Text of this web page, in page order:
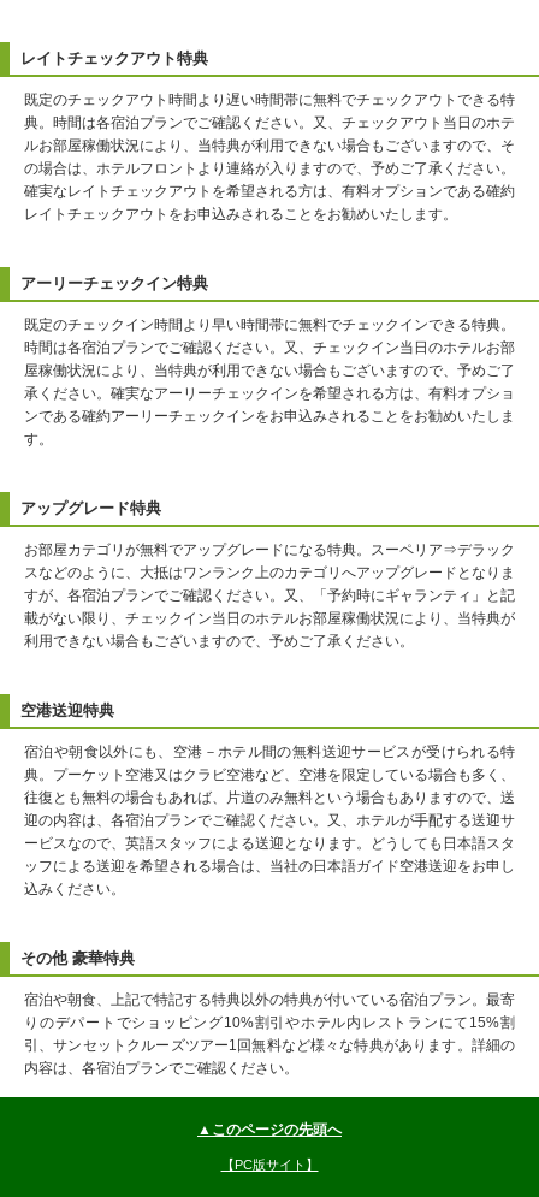
レイトチェックアウト特典
既定のチェックアウト時間より遅い時間帯に無料でチェックアウトできる特
典。時間は各宿泊プランでご確認ください。又、チェックアウト当日のホテ
ルお部屋稼働状況により、当特典が利用できない場合もございますので、そ
の場合は、ホテルフロントより連絡が入りますので、予めご了承ください。
確実なレイトチェックアウトを希望される方は、有料オプションである確約
レイトチェックアウトをお申込みされることをお勧めいたします。
アーリーチェックイン特典
既定のチェックイン時間より早い時間帯に無料でチェックインできる特典。
時間は各宿泊プランでご確認ください。又、チェックイン当日のホテルお部
屋稼働状況により、当特典が利用できない場合もございますので、予めご了
承ください。確実なアーリーチェックインを希望される方は、有料オプショ
ンである確約アーリーチェックインをお申込みされることをお勧めいたしま
す。
アップグレード特典
お部屋カテゴリが無料でアップグレードになる特典。スーペリア⇒デラック
スなどのように、大抵はワンランク上のカテゴリへアップグレードとなりま
すが、各宿泊プランでご確認ください。又、「予約時にギャランティ」と記
載がない限り、チェックイン当日のホテルお部屋稼働状況により、当特典が
利用できない場合もございますので、予めご了承ください。
空港送迎特典
宿泊や朝食以外にも、空港－ホテル間の無料送迎サービスが受けられる特
典。プーケット空港又はクラビ空港など、空港を限定している場合も多く、
往復とも無料の場合もあれば、片道のみ無料という場合もありますので、送
迎の内容は、各宿泊プランでご確認ください。又、ホテルが手配する送迎サ
ービスなので、英語スタッフによる送迎となります。どうしても日本語スタ
ッフによる送迎を希望される場合は、当社の日本語ガイド空港送迎をお申し
込みください。
その他 豪華特典
宿泊や朝食、上記で特記する特典以外の特典が付いている宿泊プラン。最寄
りのデパートでショッピング10%割引やホテル内レストランにて15%割
引、サンセットクルーズツアー1回無料など様々な特典があります。詳細の
内容は、各宿泊プランでご確認ください。
▲このページの先頭へ
【PC版サイト】